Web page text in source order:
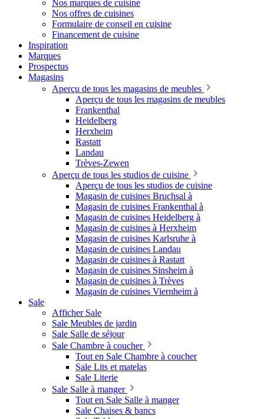
Nos marques de cuisine
Nos offres de cuisines
Formulaire de conseil en cuisine
Financement de cuisine
Inspiration
Marques
Prospectus
Magasins
Aperçu de tous les magasins de meubles
Aperçu de tous les magasins de meubles
Frankenthal
Heidelberg
Herxheim
Rastatt
Landau
Trèves-Zewen
Aperçu de tous les studios de cuisine
Aperçu de tous les studios de cuisine
Magasin de cuisines Bruchsal à
Magasin de cuisines Frankenthal à
Magasin de cuisines Heidelberg à
Magasin de cuisines à Herxheim
Magasin de cuisines Karlsruhe à
Magasin de cuisines Landau
Magasin de cuisines à Rastatt
Magasin de cuisines Sinsheim à
Magasin de cuisines à Trèves
Magasin de cuisines Viernheim à
Sale
Afficher Sale
Sale Meubles de jardin
Sale Salle de séjour
Sale Chambre à coucher
Tout en Sale Chambre à coucher
Sale Lits et matelas
Sale Literie
Sale Salle à manger
Tout en Sale Salle à manger
Sale Chaises & bancs